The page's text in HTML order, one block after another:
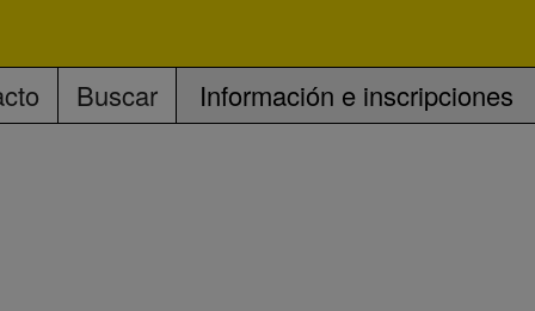
Buscar Información e inscripciones